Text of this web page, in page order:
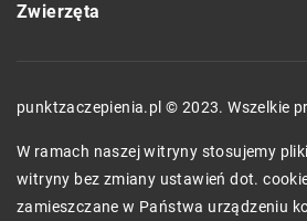
Zwierzęta
punktzaczepienia.pl © 2023. Wszelkie
W ramach naszej witryny stosujemy
witryny bez zmiany ustawień dot.
zamieszczane w Państwa urządzeniu